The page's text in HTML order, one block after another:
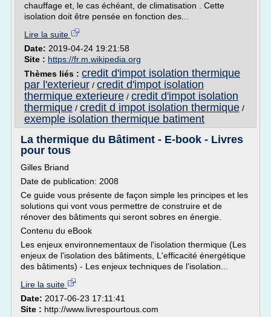
chauffage et, le cas échéant, de climatisation . Cette
isolation doit être pensée en fonction des...
Lire la suite
Date: 2019-04-24 19:21:58
Site : https://fr.m.wikipedia.org
Thèmes liés : credit d'impot isolation thermique
par l'exterieur / credit d'impot isolation
thermique exterieure / credit d'impot isolation
thermique / credit d impot isolation thermique /
exemple isolation thermique batiment
La thermique du Bâtiment - E-book - Livres
pour tous
Gilles Briand
Date de publication: 2008
Ce guide vous présente de façon simple les principes et les
solutions qui vont vous permettre de construire et de
rénover des bâtiments qui seront sobres en énergie.
Contenu du eBook
Les enjeux environnementaux de l'isolation thermique (Les
enjeux de l'isolation des bâtiments, L'efficacité énergétique
des bâtiments) - Les enjeux techniques de l'isolation...
Lire la suite
Date: 2017-06-23 17:11:41
Site : http://www.livrespourtous.com